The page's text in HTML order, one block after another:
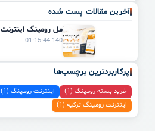
آخرین مقالات پست شده
راهنمای کامل رومینگ اینترنت
1405/04/03 01:15:44
پرکاربردترین برچسب‌ها
خرید بسته رومینگ (1) اینترنت رومینگ (1)
اینترنت رومینگ ترکیه (1)